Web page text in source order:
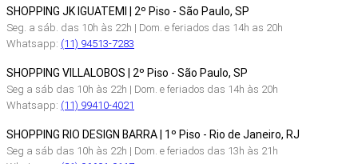
SHOPPING JK IGUATEMI | 2º Piso - São Paulo, SP
Seg. a sáb. das 10h às 22h | Dom. e feriados das 14h as 20h
Whatsapp: (11) 94513-7283
SHOPPING VILLALOBOS | 2º Piso - São Paulo, SP
Seg a sáb das 10h às 22h | Dom. e feriados das 14h às 20h
Whatsapp: (11) 99410-4021
SHOPPING RIO DESIGN BARRA | 1º Piso - Rio de Janeiro, RJ
Seg a sáb das 10h às 22h | Dom. e feriados das 13h às 21h